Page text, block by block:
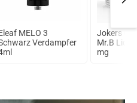
MELO 3
Verdampfer
Jokers
Mr.B
mg